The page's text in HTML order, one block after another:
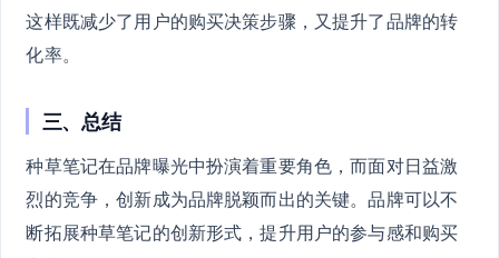
这样既减少了用户的购买决策步骤，又提升了品牌的转
化率。
三、总结
种草笔记在品牌曝光中扮演着重要角色，而面对日益激
烈的竞争，创新成为品牌脱颖而出的关键。品牌可以不
断拓展种草笔记的创新形式，提升用户的参与感和购买